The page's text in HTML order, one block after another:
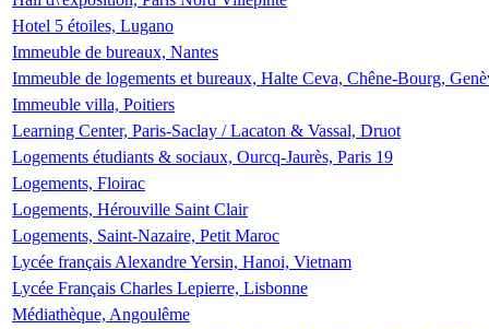
Hotel 5 étoiles, Lugano
Immeuble de bureaux, Nantes
Immeuble de logements et bureaux, Halte Ceva, Chêne-Bourg,
Immeuble villa, Poitiers
Learning Center, Paris-Saclay / Lacaton & Vassal, Druot
Logements étudiants & sociaux, Ourcq-Jaurès, Paris 19
Logements, Floirac
Logements, Hérouville Saint Clair
Logements, Saint-Nazaire, Petit Maroc
Lycée français Alexandre Yersin, Hanoi, Vietnam
Lycée Français Charles Lepierre, Lisbonne
Médiathèque, Angoulême